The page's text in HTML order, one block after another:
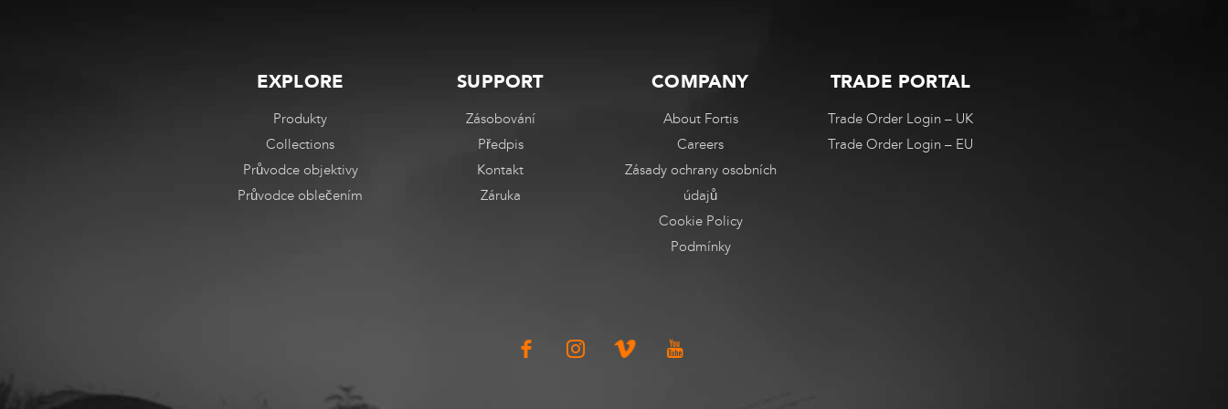
EXPLORE
Produkty
Collections
Průvodce objektivy
Průvodce oblečením
SUPPORT
Zásobování
Předpis
Kontakt
Záruka
COMPANY
About Fortis
Careers
Zásady ochrany osobních
údajů
Cookie Policy
Podmínky
TRADE PORTAL
Trade Order Login – UK
Trade Order Login – EU